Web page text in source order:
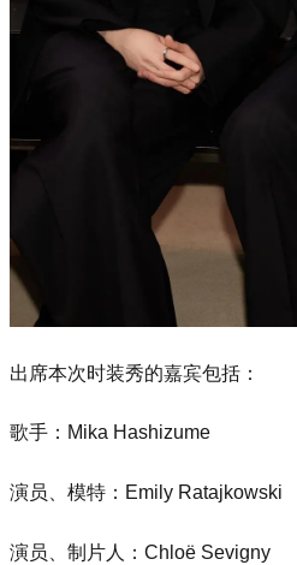
出席本次时装秀的嘉宾包括：
歌手：Mika Hashizume
演员、模特：Emily Ratajkowski
演员、制片人：Chloë Sevigny